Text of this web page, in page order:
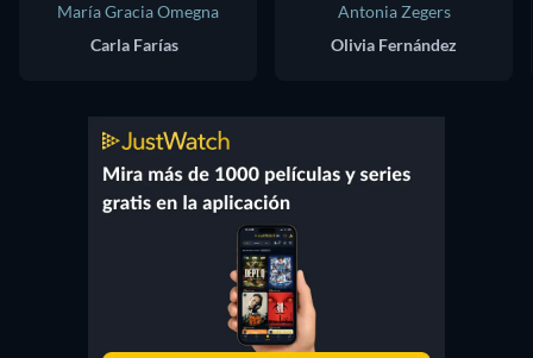
María Gracia Omegna
Carla Farías
Antonia Zegers
Olivia Fernández